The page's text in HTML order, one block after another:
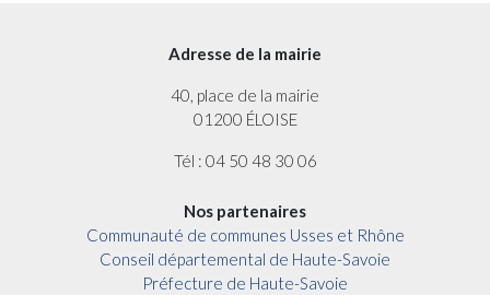
Adresse de la mairie
40, place de la mairie
01200 ÉLOISE
Tél : 04 50 48 30 06
Nos partenaires
Communauté de communes Usses et Rhône
Conseil départemental de Haute-Savoie
Préfecture de Haute-Savoie